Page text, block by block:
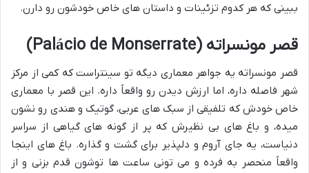
ببینی که هر کدوم تزئینات و داستان های خاص خودشون رو دارن.
قصر مونسراته (Palácio de Monserrate)
قصر مونسراته یه جواهر معماری دیگه تو سینتراست که کمی از مرکز
شهر فاصله داره، اما ارزش دیدن رو واقعاً داره. این قصر با معماری
خاص خودش که تلفیقی از سبک های عربی، گوتیک و هندی رو نشون
میده، و باغ های بی نظیرش که پر از گونه های گیاهی از سراسر
دنیاست، یه جای آروم و دلپذیر برای گشت و گذاره. باغ های اینجا
واقعاً منحصر به فرده و می تونی ساعت ها توشون قدم بزنی و از